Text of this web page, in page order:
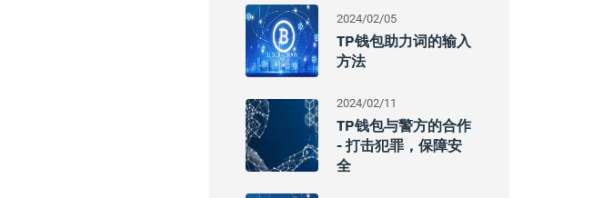
2024/02/05
TP钱包助力词的输入
方法
2024/02/11
TP钱包与警方的合作
- 打击犯罪，保障安
全